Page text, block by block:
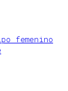
femenino